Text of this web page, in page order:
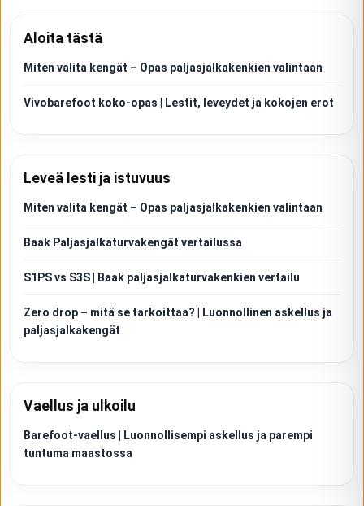
Aloita tästä
Miten valita kengät – Opas paljasjalkakenkien valintaan
Vivobarefoot koko-opas | Lestit, leveydet ja kokojen erot
Leveä lesti ja istuvuus
Miten valita kengät – Opas paljasjalkakenkien valintaan
Baak Paljasjalkaturvakengät vertailussa
S1PS vs S3S | Baak paljasjalkaturvakenkien vertailu
Zero drop – mitä se tarkoittaa? | Luonnollinen askellus ja
paljasjalkakengät
Vaellus ja ulkoilu
Barefoot-vaellus | Luonnollisempi askellus ja parempi
tuntuma maastossa